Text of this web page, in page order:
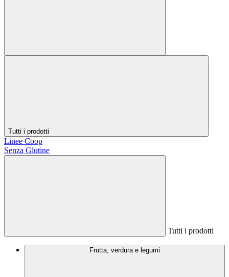
Tutti i prodotti
Linee Coop
Senza Glutine
Tutti i prodotti
Frutta, verdura e legumi